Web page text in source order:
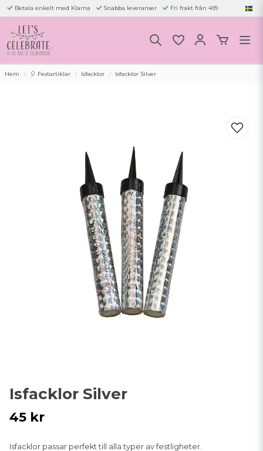
Betala enkelt med Klarna Snabba leveranser Fri frakt från 499
Hem 🎈 Festartiklar Isfacklor Isfacklor Silver
Isfacklor Silver
45 kr
Isfacklor passar perfekt till alla typer av festligheter.